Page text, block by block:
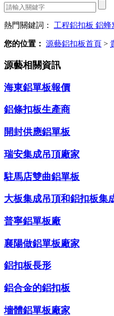
熱門關鍵詞： 工程鋁扣板 鋁蜂
您的位置： 源藝鋁扣板首頁 >
源藝相關資訊
海東鋁單板報價
鋁條扣板生產商
開封供應鋁單板
瑞安集成吊頂廠家
駐馬店雙曲鋁單板
大板集成吊頂和鋁扣板集
普寧鋁單板廠
襄陽做鋁單板廠家
鋁扣板長形
鋁合金的鋁扣板
墻體鋁單板廠家